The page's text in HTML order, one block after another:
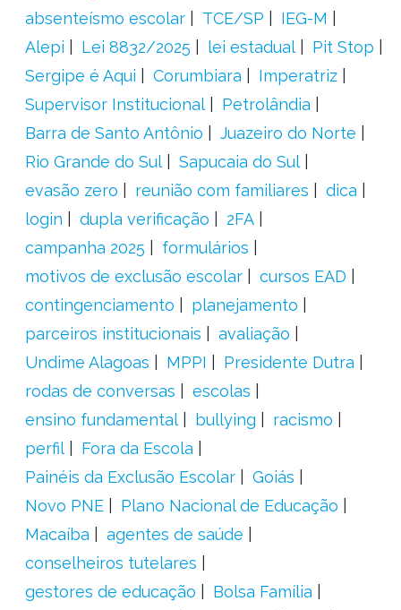
absenteísmo escolar
TCE/SP
IEG-M
Alepi
Lei 8832/2025 lei estadual
Pit Stop
Sergipe é Aqui
Corumbiara
Imperatriz
Supervisor Institucional
Petrolândia
Barra de Santo Antônio
Juazeiro do Norte
Rio Grande do Sul
Sapucaia do Sul
evasão zero
reunião com familiares
dica
login
dupla verificação
2FA
campanha 2025
formulários
motivos de exclusão escolar
cursos EAD
contingenciamento
planejamento
parceiros institucionais
avaliação
Undime Alagoas
MPPI
Presidente Dutra
rodas de conversas
escolas
ensino fundamental
bullying
racismo
perfil
Fora da Escola
Painéis da Exclusão Escolar
Goiás
Novo PNE
Plano Nacional de Educação
Macaíba
agentes de saúde
conselheiros tutelares
gestores de educação
Bolsa Família